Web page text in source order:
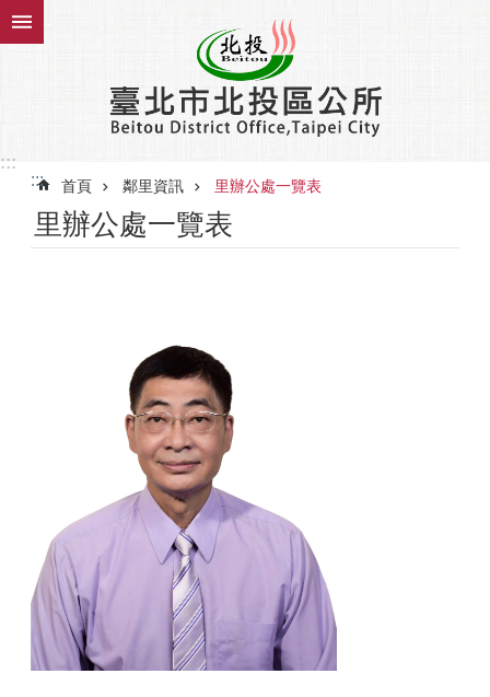
跳到主要內容區塊
:::
:::
首頁 鄰里資訊 里辦公處一覽表
里辦公處一覽表